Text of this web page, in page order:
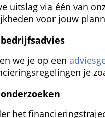
uitslag via één van
voor jouw
we je op een
je
het